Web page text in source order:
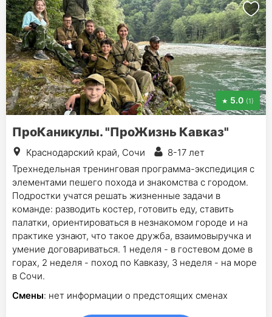
5.0 (1)
ПроКаникулы. "ПроЖизнь Кавказ"
Краснодарский край, Сочи
8-17 лет
Трехнедельная тренинговая программа-экспедиция с
элементами пешего похода и знакомства с городом.
Подростки учатся решать жизненные задачи в
команде: разводить костер, готовить еду, ставить
палатки, ориентироваться в незнакомом городе и на
практике узнают, что такое дружба, взаимовыручка и
умение договариваться. 1 неделя - в гостевом доме в
горах, 2 неделя - поход по Кавказу, 3 неделя - на море
в Сочи.
Смены: нет информации о предстоящих сменах